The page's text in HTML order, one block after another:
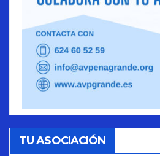
TU ASOCIACIÓN